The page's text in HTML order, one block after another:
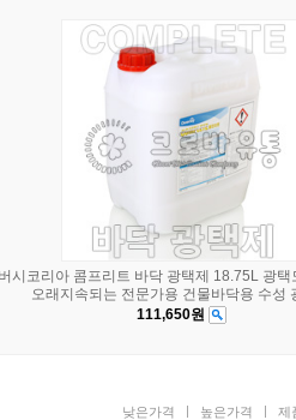
시코리아 콤프리트 바닥 광택제 18.75L 광
오래지속되는 전문가용 건물바닥용 수성
111,650원
낮은가격 | 높은가격 | 제